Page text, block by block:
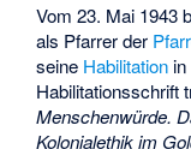
Vom 23. Mai 1943
als Pfarrer der
seine Habilitation
Habilitationsschrift
Menschenwürde.
Kolonialethik im